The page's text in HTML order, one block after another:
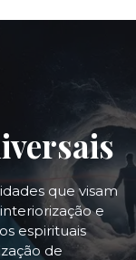
que visam
e
espirituais
de